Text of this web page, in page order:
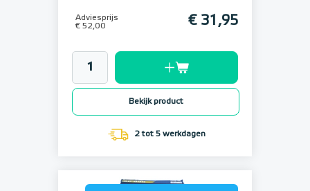
Adviesprijs
€ 52,00
€ 31,95
Bekijk product
2 tot 5 werkdagen